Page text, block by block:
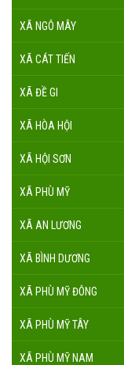
XÃ NGÔ MÂY
XÃ CÁT TIẾN
XÃ ĐỀ GI
XÃ HÒA HỘI
XÃ HỘI SƠN
XÃ PHÙ MỸ
XÃ AN LƯƠNG
XÃ BÌNH DƯƠNG
XÃ PHÙ MỸ ĐÔNG
XÃ PHÙ MỸ TÂY
XÃ PHÙ MỸ NAM